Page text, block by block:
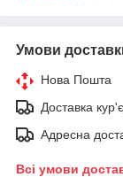
Умови
Нова Пошта
Доставка
Адресна
Всі умови